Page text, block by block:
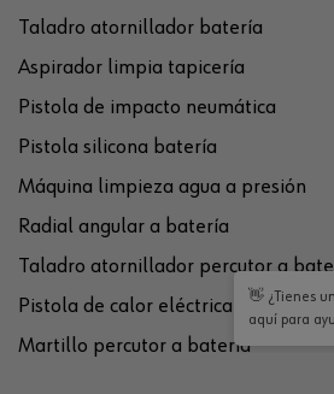
Taladro atornillador batería
Aspirador limpia tapicería
Pistola de impacto neumática
Pistola silicona batería
Máquina limpieza agua a presión
Radial angular a batería
Taladro atornillador percutor a
Pistola de calor eléctrica
Martillo percutor a batería
👋 ¿Tienes
aquí para